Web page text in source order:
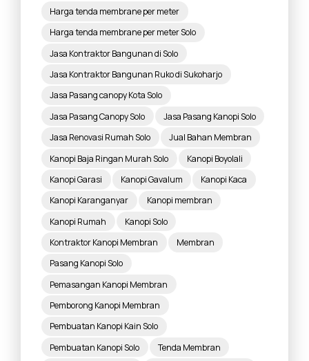
Harga tenda membrane per meter
Harga tenda membrane per meter Solo
Jasa Kontraktor Bangunan di Solo
Jasa Kontraktor Bangunan Ruko di Sukoharjo
Jasa Pasang canopy Kota Solo
Jasa Pasang Canopy Solo
Jasa Pasang Kanopi Solo
Jasa Renovasi Rumah Solo
Jual Bahan Membran
Kanopi Baja Ringan Murah Solo
Kanopi Boyolali
Kanopi Garasi
Kanopi Gavalum
Kanopi Kaca
Kanopi Karanganyar
Kanopi membran
Kanopi Rumah
Kanopi Solo
Kontraktor Kanopi Membran
Membran
Pasang Kanopi Solo
Pemasangan Kanopi Membran
Pemborong Kanopi Membran
Pembuatan Kanopi Kain Solo
Pembuatan Kanopi Solo
Tenda Membran